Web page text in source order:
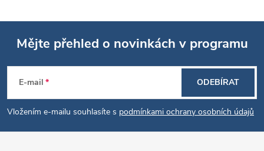
Z
á
p
Mějte přehled o novinkách v programu
E-mail
Vložením e-mailu souhlasíte s podmínkami ochrany osobních údajů
ODEBÍRAT